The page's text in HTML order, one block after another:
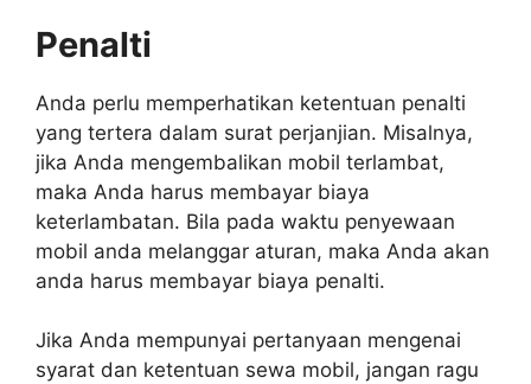
Penalti
Anda perlu memperhatikan ketentuan penalti
yang tertera dalam surat perjanjian. Misalnya,
jika Anda mengembalikan mobil terlambat,
maka Anda harus membayar biaya
keterlambatan. Bila pada waktu penyewaan
mobil anda melanggar aturan, maka Anda akan
anda harus membayar biaya penalti.
Jika Anda mempunyai pertanyaan mengenai
syarat dan ketentuan sewa mobil, jangan ragu